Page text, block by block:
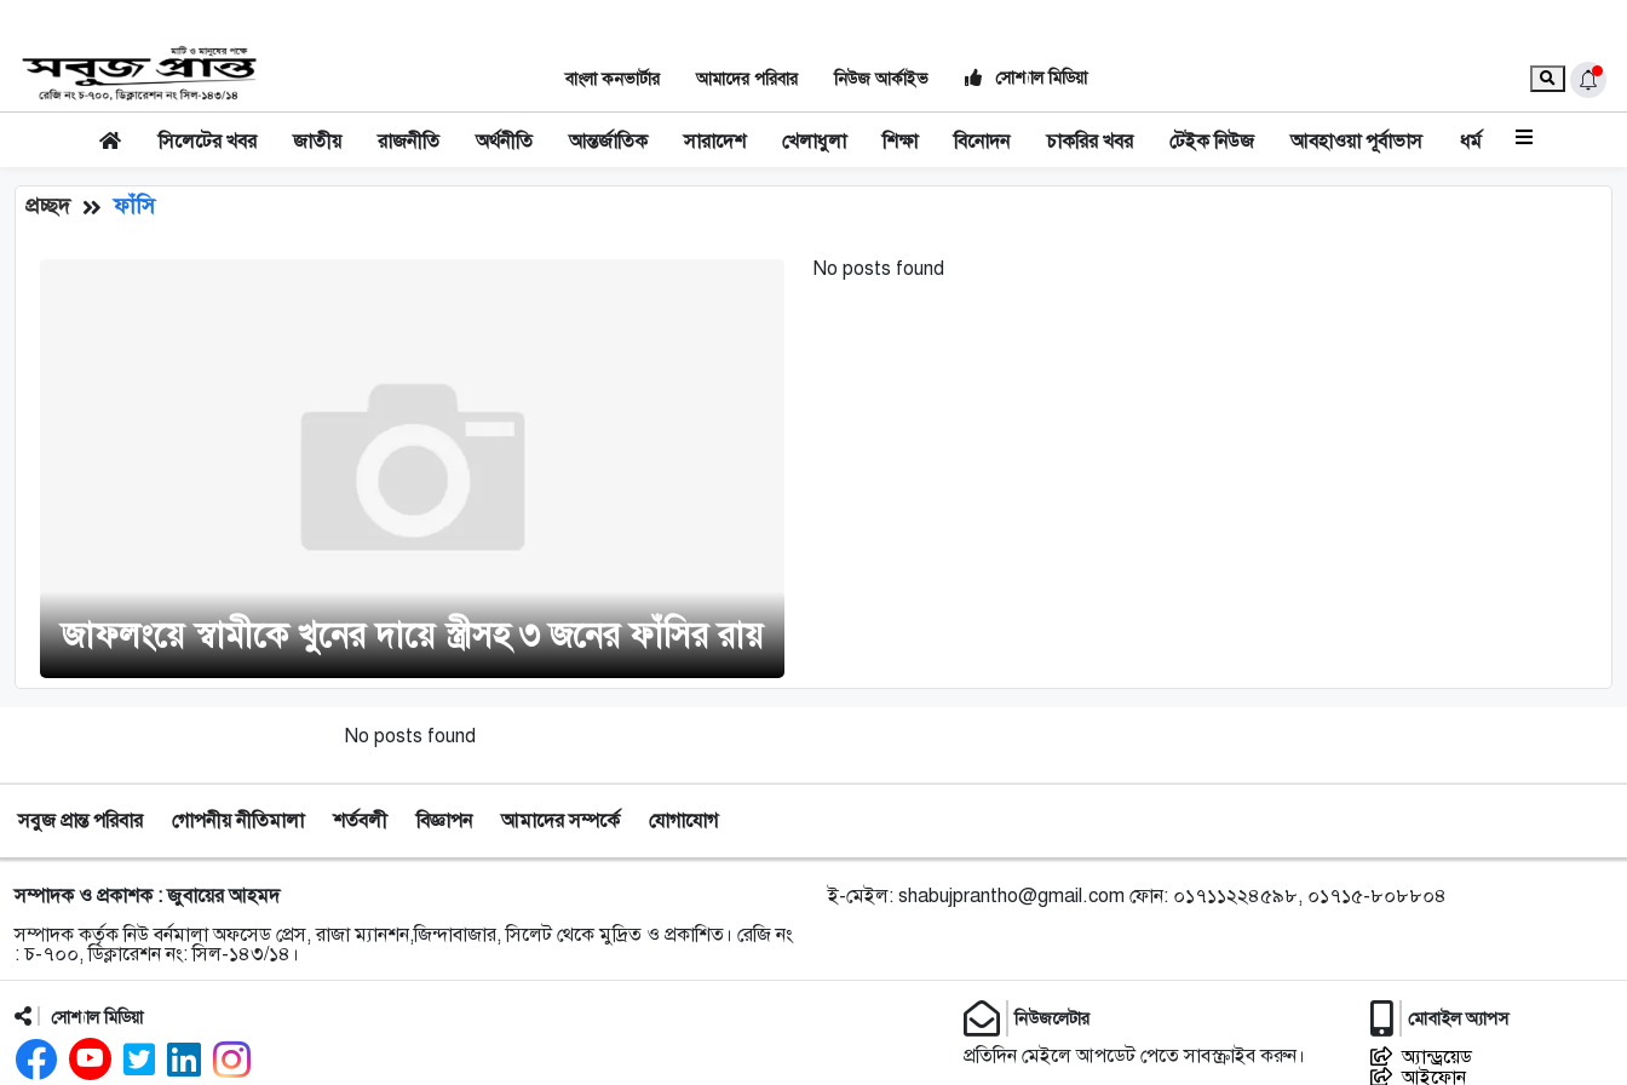
বাংলা কনভার্টার আমাদের পরিবার নিউজ আর্কাইভ সোশ্যাল মিডিয়া
সিলেটের খবর জাতীয় রাজনীতি অর্থনীতি আন্তর্জাতিক সারাদেশ খেলাধুলা শিক্ষা বিনোদন চাকরির খবর টেইক নিউজ আবহাওয়া পূর্বাভাস ধর্ম
প্রচ্ছদ ফাঁসি
জাফলংয়ে স্বামীকে খুনের দায়ে স্ত্রীসহ ৩ জনের ফাঁসির রায়
No posts found
No posts found
সবুজ প্রান্ত পরিবার গোপনীয় নীতিমালা শর্তবলী বিজ্ঞাপন আমাদের সম্পর্কে যোগাযোগ
সম্পাদক ও প্রকাশক : জুবায়ের আহমদ
সম্পাদক কর্তৃক নিউ বর্নমালা অফসেড প্রেস, রাজা ম্যানশন,জিন্দাবাজার, সিলেট থেকে মুদ্রিত ও প্রকাশিত। রেজি নং
: চ-৭০০, ডিক্লারেশন নং: সিল-১৪৩/১৪।
ই-মেইল: shabujprantho@gmail.com ফোন: ০১৭১১২২৪৫৯৮, ০১৭১৫-৮০৮৮০৪
সোশ্যাল মিডিয়া নিউজলেটার
প্রতিদিন মেইলে আপডেট পেতে সাবস্ক্রাইব করুন।
মোবাইল অ্যাপস
অ্যান্ড্রয়েড
আইফোন